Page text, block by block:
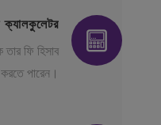
ক্যালকুলেটর
ফি হিসাব
করতে পারেন।